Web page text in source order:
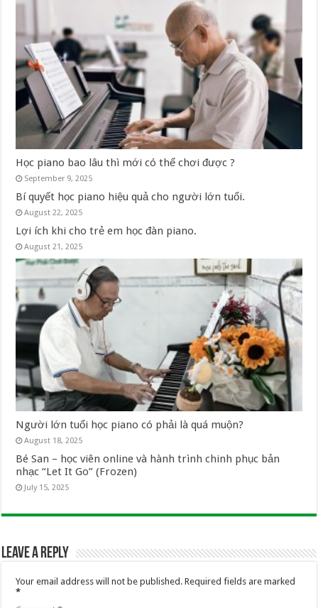
Học piano bao lâu thì mới có thể chơi được ?
September 9, 2025
Bí quyết học piano hiệu quả cho người lớn tuổi.
August 22, 2025
Lợi ích khi cho trẻ em học đàn piano.
August 21, 2025
Người lớn tuổi học piano có phải là quá muộn?
August 18, 2025
Bé San – học viên online và hành trình chinh phục bản
nhạc “Let It Go” (Frozen)
July 15, 2025
Leave a Reply
Your email address will not be published. Required fields are marked
*